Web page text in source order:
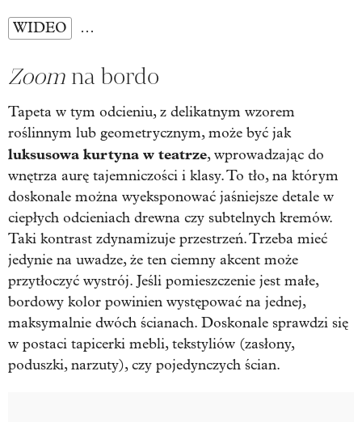
WIDEO …
Zoom na bordo
Tapeta w tym odcieniu, z delikatnym wzorem
roślinnym lub geometrycznym, może być jak
luksusowa kurtyna w teatrze, wprowadzając do
wnętrza aurę tajemniczości i klasy. To tło, na którym
doskonale można wyeksponować jaśniejsze detale w
ciepłych odcieniach drewna czy subtelnych kremów.
Taki kontrast zdynamizuje przestrzeń. Trzeba mieć
jedynie na uwadze, że ten ciemny akcent może
przytłoczyć wystrój. Jeśli pomieszczenie jest małe,
bordowy kolor powinien występować na jednej,
maksymalnie dwóch ścianach. Doskonale sprawdzi się
w postaci tapicerki mebli, tekstyliów (zasłony,
poduszki, narzuty), czy pojedynczych ścian.